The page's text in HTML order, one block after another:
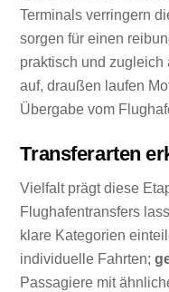
Terminals verringern
sorgen für einen
praktisch und zugleich
auf, draußen laufen
Übergabe vom
Transferarten
Vielfalt prägt diese
Flughafentransfers
klare Kategorien
individuelle Fahrten;
Passagiere mit